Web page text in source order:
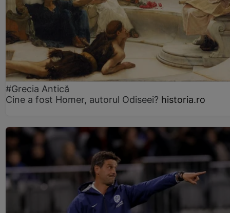
#Grecia Antică
Cine a fost Homer, autorul Odiseei? historia.ro